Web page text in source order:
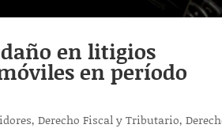
en litigios
en período
,Derecho Fiscal y Tributario,